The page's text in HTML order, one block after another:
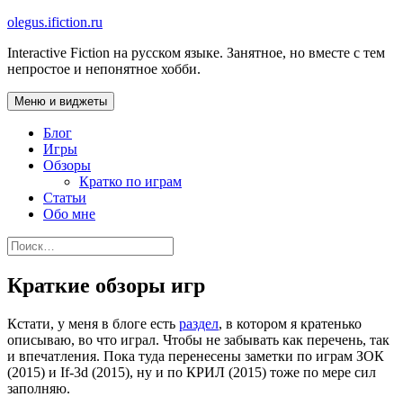
Перейти
содержимому
olegus.ifiction.ru
Interactive Fiction на русском языке. Занятное, но вместе с тем
непростое и непонятное хобби.
Меню и виджеты
Блог
Игры
Обзоры
Кратко по играм
Статьи
Обо мне
Найти:
Краткие обзоры игр
Кстати, у меня в блоге есть раздел, в котором я кратенько
описываю, во что играл. Чтобы не забывать как перечень, так
и впечатления. Пока туда перенесены заметки по играм ЗОК
(2015) и If-3d (2015), ну и по КРИЛ (2015) тоже по мере сил
заполняю.